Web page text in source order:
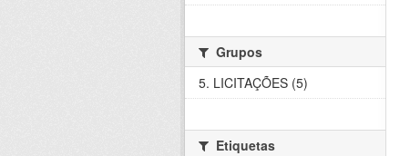
Grupos
5. LICITAÇÕES (5)
Etiquetas